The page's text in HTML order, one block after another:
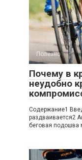
Полезно
Почему в
неудобно
Содержание1
раздваивается2
беговая подошва